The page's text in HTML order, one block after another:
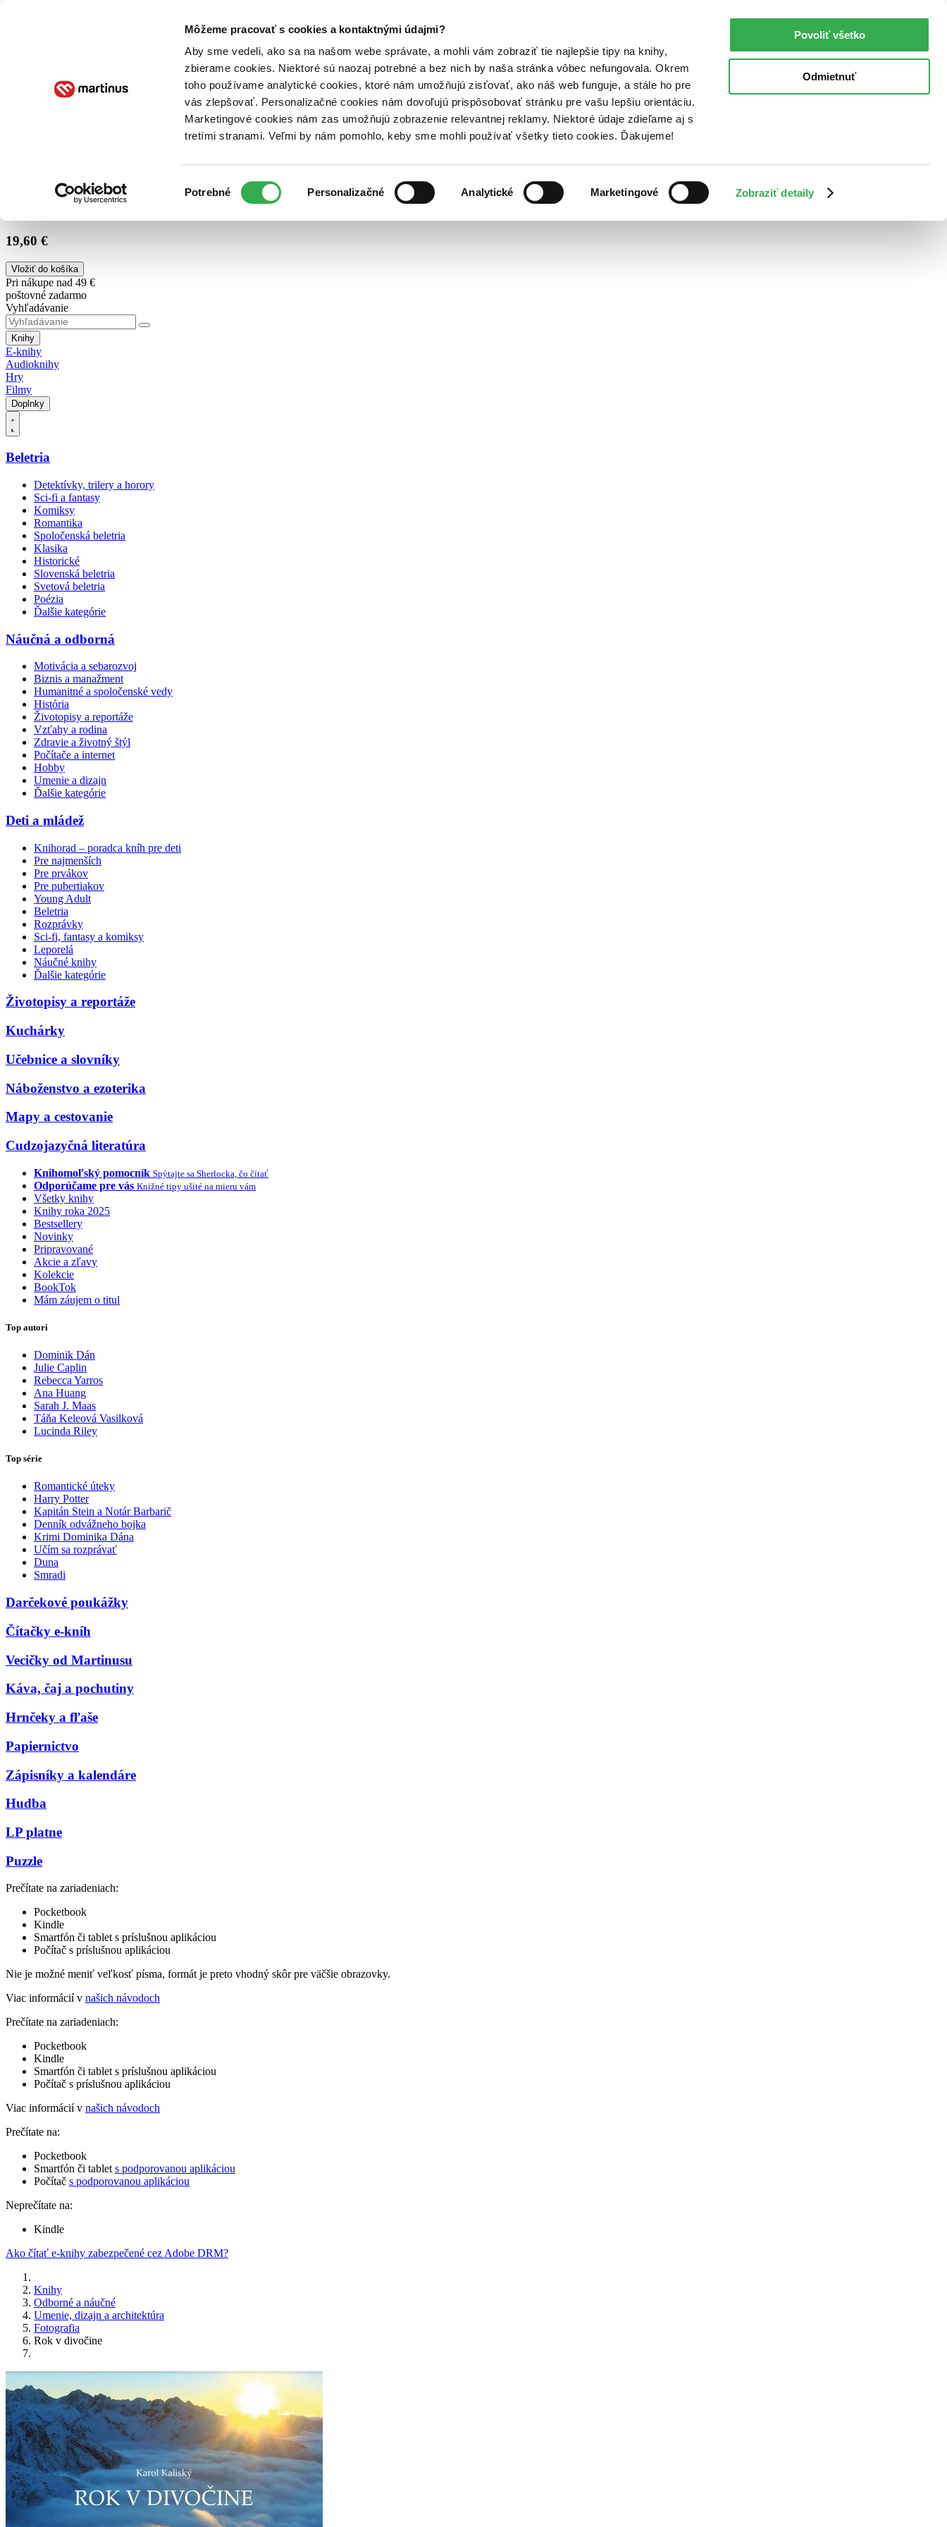
Môžeme pracovať s cookies a kontaktnými údajmi?
Aby sme vedeli, ako sa na našom webe správate, a mohli vám zobraziť tie najlepšie tipy na knihy,
zbierame cookies. Niektoré sú naozaj potrebné a bez nich by naša stránka vôbec nefungovala. Okrem
toho používame analytické cookies, ktoré nám umožňujú zisťovať, ako náš web funguje, a stále ho pre
vás zlepšovať. Personalizačné cookies nám dovoľujú prispôsobovať stránku pre vašu lepšiu orientáciu.
Marketingové cookies nám zas umožňujú zobrazenie relevantnej reklamy. Niektoré údaje zdieľame aj s
tretími stranami. Veľmi by nám pomohlo, keby sme mohli používať všetky tieto cookies. Ďakujeme!
súhlasu
Potrebné Personalizačné Analytické Marketingové Zobraziť detaily
Povoliť všetko
Odmietnuť
Poukážky Kontakt
19,60 €
Vložiť do košíka
Pri nákupe nad 49 €
poštovné zadarmo
Vyhľadávanie
Knihy
E-knihy
Audioknihy
Hry
Filmy
Doplnky
Beletria
Detektívky, trilery a horory
Sci-fi a fantasy
Komiksy
Romantika
Spoločenská beletria
Klasika
Historické
Slovenská beletria
Svetová beletria
Poézia
Ďalšie kategórie
Náučná a odborná
Motivácia a sebarozvoj
Biznis a manažment
Humanitné a spoločenské vedy
História
Životopisy a reportáže
Vzťahy a rodina
Zdravie a životný štýl
Počítače a internet
Hobby
Umenie a dizajn
Ďalšie kategórie
Deti a mládež
Knihorad – poradca kníh pre deti
Pre najmenších
Pre prvákov
Pre pubertiakov
Young Adult
Beletria
Rozprávky
Sci-fi, fantasy a komiksy
Leporelá
Náučné knihy
Ďalšie kategórie
Životopisy a reportáže
Kuchárky
Učebnice a slovníky
Náboženstvo a ezoterika
Mapy a cestovanie
Cudzojazyčná literatúra
Knihomoľský pomocník Spýtajte sa Sherlocka, čo čítať
Odporúčame pre vás Knižné tipy ušité na mieru vám
Všetky knihy
Knihy roka 2025
Bestsellery
Novinky
Pripravované
Akcie a zľavy
Kolekcie
BookTok
Mám záujem o titul
Top autori
Dominik Dán
Julie Caplin
Rebecca Yarros
Ana Huang
Sarah J. Maas
Táňa Keleová Vasilková
Lucinda Riley
Top série
Romantické úteky
Harry Potter
Kapitán Stein a Notár Barbarič
Denník odvážneho bojka
Krimi Dominika Dána
Učím sa rozprávať
Duna
Smradi
Darčekové poukážky
Čítačky e-kníh
Vecičky od Martinusu
Káva, čaj a pochutiny
Hrnčeky a fľaše
Papiernictvo
Zápisníky a kalendáre
Hudba
LP platne
Puzzle
Prečítate na zariadeniach:
Pocketbook
Kindle
Smartfón či tablet s príslušnou aplikáciou
Počítač s príslušnou aplikáciou
Nie je možné meniť veľkosť písma, formát je preto vhodný skôr pre väčšie obrazovky.
Viac informácií v našich návodoch
Prečítate na zariadeniach:
Pocketbook
Kindle
Smartfón či tablet s príslušnou aplikáciou
Počítač s príslušnou aplikáciou
Viac informácií v našich návodoch
Prečítate na:
Pocketbook
Smartfón či tablet s podporovanou aplikáciou
Počítač s podporovanou aplikáciou
Neprečítate na:
Kindle
Ako čítať e-knihy zabezpečené cez Adobe DRM?
Knihy
Odborné a náučné
Umenie, dizajn a architektúra
Fotografia
Rok v divočine